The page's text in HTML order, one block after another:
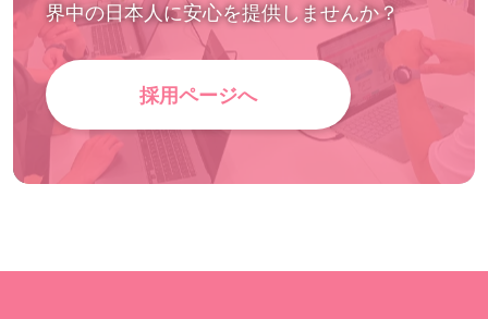
界中の日本人に安心を提供しませんか？
採用ページへ